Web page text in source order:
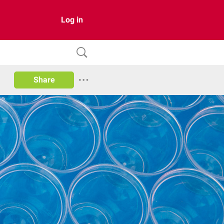
Log in
Share